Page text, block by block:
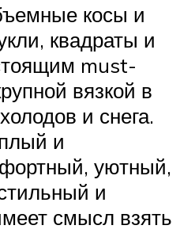
косы и
квадраты и
must-
вязкой в
и снега.
и
уютный,
и
смысл взять